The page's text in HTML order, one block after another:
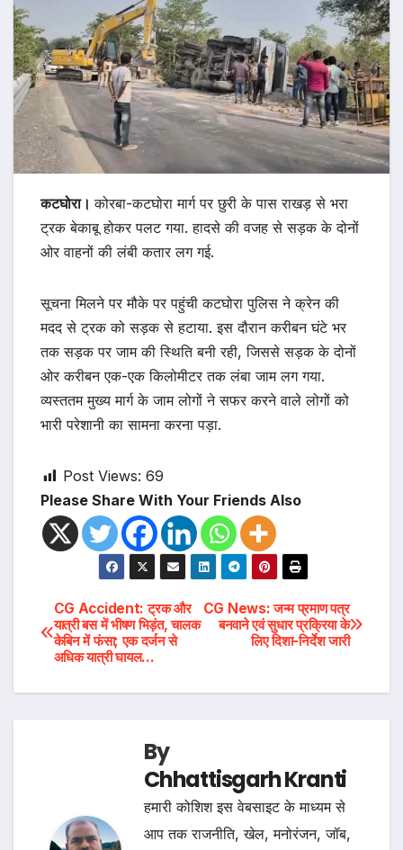
कटघोरा।कोरबा-कटघोरा मार्ग पर छुरी के पास राखड़ से भरा
ट्रक बेकाबू होकर पलट गया. हादसे की वजह से सड़क के दोनों
ओर वाहनों की लंबी कतार लग गई.
सूचना मिलने पर मौके पर पहुंची कटघोरा पुलिस ने क्रेन की
मदद से ट्रक को सड़क से हटाया. इस दौरान करीबन घंटे भर
तक सड़क पर जाम की स्थिति बनी रही, जिससे सड़क के दोनों
ओर करीबन एक-एक किलोमीटर तक लंबा जाम लग गया.
व्यस्ततम मुख्य मार्ग के जाम लोगों ने सफर करने वाले लोगों को
भारी परेशानी का सामना करना पड़ा.
Post Views: 69
Please Share With Your Friends Also
Post
navigation
CG News: जन्म प्रमाण पत्र
बनवाने एवं सुधार प्रक्रिया के
लिए दिशा-निर्देश जारी
CG Accident: ट्रक और
यात्री बस में भीषण भिड़ंत, चालक
केबिन में फंसा; एक दर्जन से
अधिक यात्री घायल…
By
Chhattisgarh Kranti
हमारी कोशिश इस वेबसाइट के माध्यम से
आप तक राजनीति, खेल, मनोरंजन, जॉब,